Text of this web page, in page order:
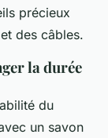
précieux
des câbles.
la durée
du
un savon